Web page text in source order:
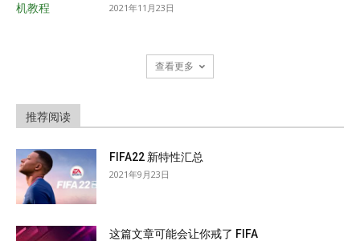
2021年11月23日
查看更多
推荐阅读
FIFA22 新特性汇总
2021年9月23日
这篇文章可能会让你戒了 FIFA